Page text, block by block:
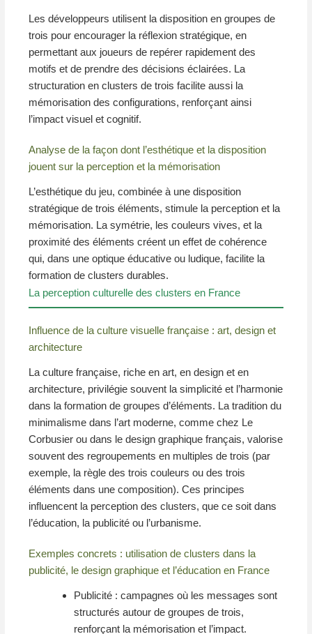
Les développeurs utilisent la disposition en groupes de
trois pour encourager la réflexion stratégique, en
permettant aux joueurs de repérer rapidement des
motifs et de prendre des décisions éclairées. La
structuration en clusters de trois facilite aussi la
mémorisation des configurations, renforçant ainsi
l’impact visuel et cognitif.
Analyse de la façon dont l’esthétique et la disposition
jouent sur la perception et la mémorisation
L’esthétique du jeu, combinée à une disposition
stratégique de trois éléments, stimule la perception et la
mémorisation. La symétrie, les couleurs vives, et la
proximité des éléments créent un effet de cohérence
qui, dans une optique éducative ou ludique, facilite la
formation de clusters durables.
La perception culturelle des clusters en France
Influence de la culture visuelle française : art, design et
architecture
La culture française, riche en art, en design et en
architecture, privilégie souvent la simplicité et l’harmonie
dans la formation de groupes d’éléments. La tradition du
minimalisme dans l’art moderne, comme chez Le
Corbusier ou dans le design graphique français, valorise
souvent des regroupements en multiples de trois (par
exemple, la règle des trois couleurs ou des trois
éléments dans une composition). Ces principes
influencent la perception des clusters, que ce soit dans
l’éducation, la publicité ou l’urbanisme.
Exemples concrets : utilisation de clusters dans la
publicité, le design graphique et l’éducation en France
Publicité : campagnes où les messages sont
structurés autour de groupes de trois,
renforçant la mémorisation et l’impact.